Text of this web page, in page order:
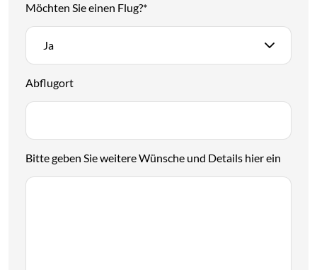
Möchten Sie einen Flug?*
Ja
Abflugort
Bitte geben Sie weitere Wünsche und Details hier ein